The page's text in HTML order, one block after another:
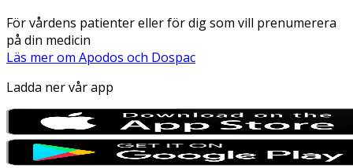
För vårdens patienter eller för dig som vill prenumerera
på din medicin
Läs mer om Apodos och Dospac
Ladda ner vår app